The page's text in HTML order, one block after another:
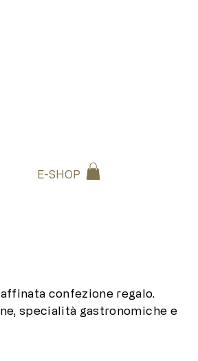
E-SHOP
confezione regalo.
specialità gastronomiche e